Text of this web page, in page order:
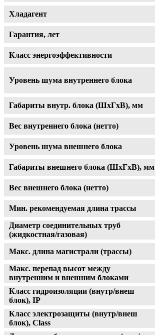
Хладагент
Гарантия, лет
Класс энергоэффективности
Уровень шума внутреннего блока
Габариты внутр. блока (ШxГxВ), мм
Вес внутреннего блока (нетто)
Уровень шума внешнего блока
Габариты внешнего блока (ШxГxВ), мм
Вес внешнего блока (нетто)
Мин. рекомендуемая длина трассы
Диаметр соединительных труб
(жидкостная/газовая)
Макс. длина магистрали (трассы)
Макс. перепад высот между
внутренним и внешним блоками
Класс гидроизоляции (внутр/внеш
блок), IP
Класс электрозащиты (внутр/внеш
блок), Class